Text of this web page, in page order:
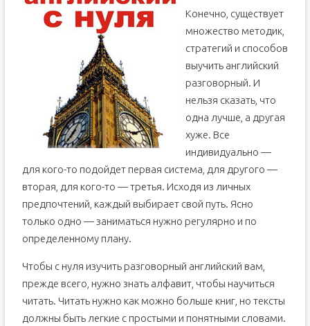
6. Учим грамматику английского языка для начинающих
7. Комплексно, со всех сторон: как учить английский
язык самостоятельно с нуля
8. Последнее, но не по важности! Как изучить английский
язык самостоятельно в домашних условиях с нуля
9. А что потом? Как выучить английский язык
самостоятельно дома с нуля быстро
Английский язык учить самостоятельно онлайн с нуля
Как самостоятельно выучить английский с нуля
Советы для изучающих иностранный язык
2. Запоминайте только нужные слова
3. Расклейте дома стикеры
4. Повторяйте
5. Используйте новые технологии
Конечно, существует
множество методик,
стратегий и способов
выучить английский
разговорный. И
нельзя сказать, что
одна лучше, а другая
хуже. Все
индивидуально —
для кого-то подойдет первая система, для другого —
вторая, для кого-то — третья. Исходя из личных
предпочтений, каждый выбирает свой путь. Ясно
только одно — заниматься нужно регулярно и по
определенному плану.
Чтобы с нуля изучить разговорный английский вам,
прежде всего, нужно знать алфавит, чтобы научиться
читать. Читать нужно как можно больше книг, но тексты
должны быть легкие с простыми и понятными словами.